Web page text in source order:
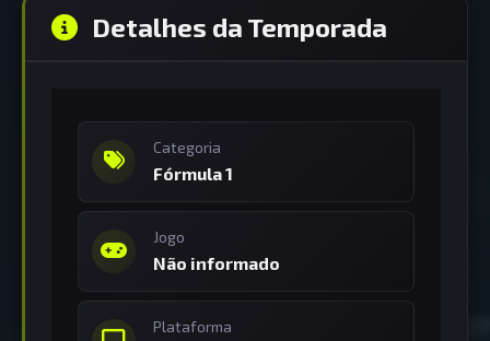
Detalhes da Temporada
Categoria
Fórmula 1
Jogo
Não informado
Plataforma